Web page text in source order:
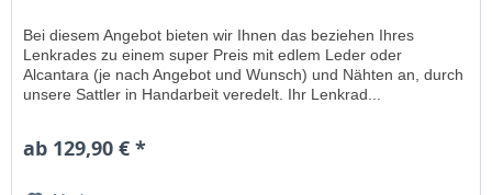
Bei diesem Angebot bieten wir Ihnen das beziehen Ihres
Lenkrades zu einem super Preis mit edlem Leder oder
Alcantara (je nach Angebot und Wunsch) und Nähten an, durch
unsere Sattler in Handarbeit veredelt. Ihr Lenkrad...
ab 129,90 € *